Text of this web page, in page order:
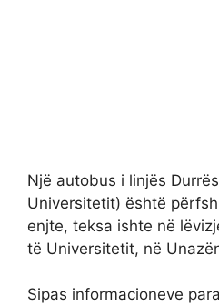
Një autobus i linjës
Universitetit) është
enjte, teksa ishte në
të Universitetit, në
Sipas informacioneve